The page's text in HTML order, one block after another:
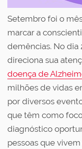
Setembro foi o
marcar a
demências. No dia
direciona sua
doença de
milhões de vidas
por diversos
que têm como
diagnóstico
pessoas que